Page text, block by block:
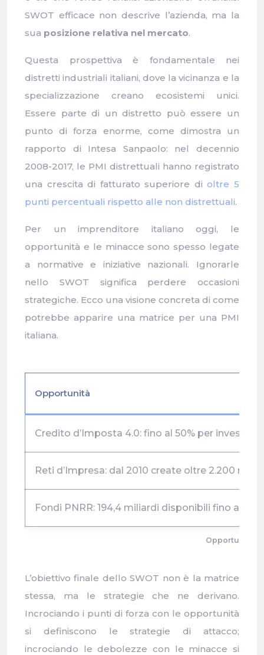
SWOT efficace non descrive l’azienda, ma la
sua posizione relativa nel mercato.
Questa prospettiva è fondamentale nei
distretti industriali italiani, dove la vicinanza e la
specializzazione creano ecosistemi unici.
Essere parte di un distretto può essere un
punto di forza enorme, come dimostra un
rapporto di Intesa Sanpaolo: nel decennio
2008-2017, le PMI distrettuali hanno registrato
una crescita di fatturato superiore dioltre 5
punti percentuali rispetto alle non distrettuali.
Per un imprenditore italiano oggi, le
opportunità e le minacce sono spesso legate
a normative e iniziative nazionali. Ignorarle
nello SWOT significa perdere occasioni
strategiche. Ecco una visione concreta di come
potrebbe apparire una matrice per una PMI
italiana.
Opportunità e
Opportunità
Credito d’Imposta 4.0: fino al 50% per
Reti d’Impresa: dal 2010 create oltre 2.200 reti
Fondi PNRR: 194,4 miliardi disponibili fino al
L’obiettivo finale dello SWOT non è la matrice
stessa, ma le strategie che ne derivano.
Incrociando i punti di forza con le opportunità
si definiscono le strategie di attacco;
incrociando le debolezze con le minacce si